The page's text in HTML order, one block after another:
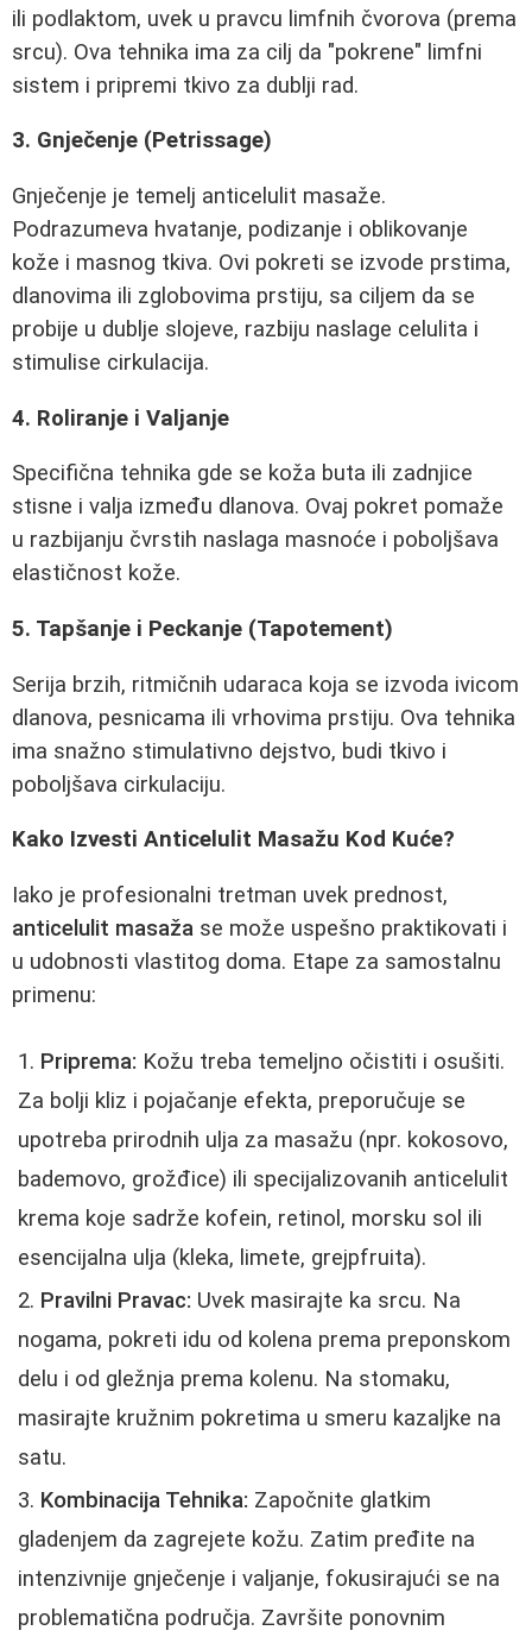
ili podlaktom, uvek u pravcu limfnih čvorova (prema
srcu). Ova tehnika ima za cilj da "pokrene" limfni
sistem i pripremi tkivo za dublji rad.
3. Gnječenje (Petrissage)
Gnječenje je temelj anticelulit masaže.
Podrazumeva hvatanje, podizanje i oblikovanje
kože i masnog tkiva. Ovi pokreti se izvode prstima,
dlanovima ili zglobovima prstiju, sa ciljem da se
probije u dublje slojeve, razbiju naslage celulita i
stimulise cirkulacija.
4. Roliranje i Valjanje
Specifična tehnika gde se koža buta ili zadnjice
stisne i valja između dlanova. Ovaj pokret pomaže
u razbijanju čvrstih naslaga masnoće i poboljšava
elastičnost kože.
5. Tapšanje i Peckanje (Tapotement)
Serija brzih, ritmičnih udaraca koja se izvoda ivicom
dlanova, pesnicama ili vrhovima prstiju. Ova tehnika
ima snažno stimulativno dejstvo, budi tkivo i
poboljšava cirkulaciju.
Kako Izvesti Anticelulit Masažu Kod Kuće?
Iako je profesionalni tretman uvek prednost,
anticelulit masaža se može uspešno praktikovati i
u udobnosti vlastitog doma. Etape za samostalnu
primenu:
Priprema: Kožu treba temeljno očistiti i osušiti.
Za bolji kliz i pojačanje efekta, preporučuje se
upotreba prirodnih ulja za masažu (npr. kokosovo,
bademovo, grožđice) ili specijalizovanih anticelulit
krema koje sadrže kofein, retinol, morsku sol ili
esencijalna ulja (kleka, limete, grejpfruita).
Pravilni Pravac: Uvek masirajte ka srcu. Na
nogama, pokreti idu od kolena prema preponskom
delu i od gležnja prema kolenu. Na stomaku,
masirajte kružnim pokretima u smeru kazaljke na
satu.
Kombinacija Tehnika: Započnite glatkim
gladenjem da zagrejete kožu. Zatim pređite na
intenzivnije gnječenje i valjanje, fokusirajući se na
problematična područja. Završite ponovnim